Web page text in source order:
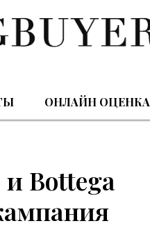
ОНЛАЙН ОЦЕНКА
Bottega